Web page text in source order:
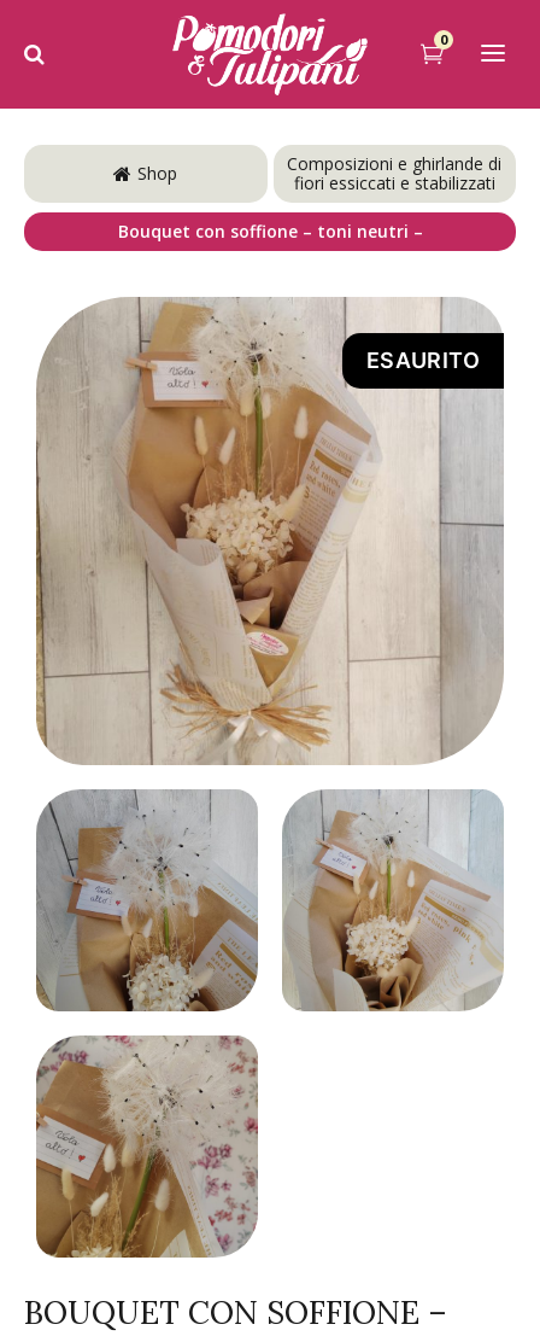
0
Shop
Composizioni e ghirlande di
fiori essiccati e stabilizzati
Bouquet con soffione – toni neutri –
ESAURITO
BOUQUET CON SOFFIONE –